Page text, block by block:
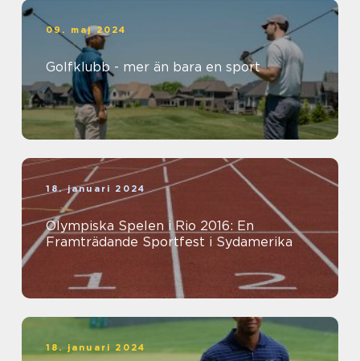
09. maj 2024
Golfklubb - mer än bara en sport
18. januari 2024
Olympiska Spelen i Rio 2016: En
Framträdande Sportfest i Sydamerika
18. januari 2024